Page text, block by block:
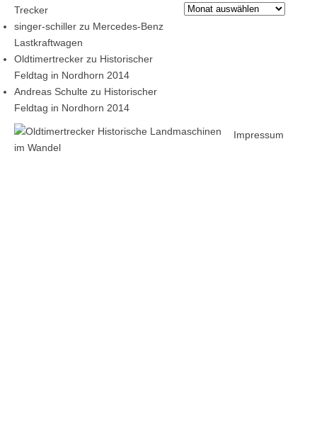
Trecker
singer-schiller zu Mercedes-Benz
Lastkraftwagen
Oldtimertrecker zu Historischer
Feldtag in Nordhorn 2014
Andreas Schulte zu Historischer
Feldtag in Nordhorn 2014
Archiv
Impressum